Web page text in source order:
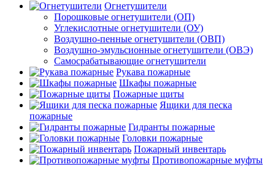
Огнетушители
Порошковые огнетушители (ОП)
Углекислотные огнетушители (ОУ)
Воздушно-пенные огнетушители (ОВП)
Воздушно-эмульсионные огнетушители (ОВЭ)
Самосрабатывающие огнетушители
Рукава пожарные
Шкафы пожарные
Пожарные щиты
Ящики для песка
пожарные
Гидранты пожарные
Головки пожарные
Пожарный инвентарь
Противопожарные муфты